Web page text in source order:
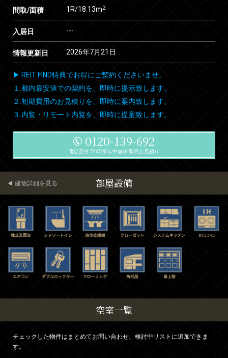
間取/面積 1R/18.13m2
入居日 ---
情報更新日 2026年7月21日
▶ REIT FIND特典でお得にご契約くださいませ。
１.都内最安値での契約を、即時に提示致します。
２.初期費用のお見積りを、即時に案内致します。
３.内覧・リモート内覧を、即時に提案致します。
0120-139-692
電話受付 24時間 年中無休 即日お見積り
部屋設備
建物詳細を見る
空室一覧
チェックした物件はまとめてお問い合わせ、検討中リストに追加できま
す。